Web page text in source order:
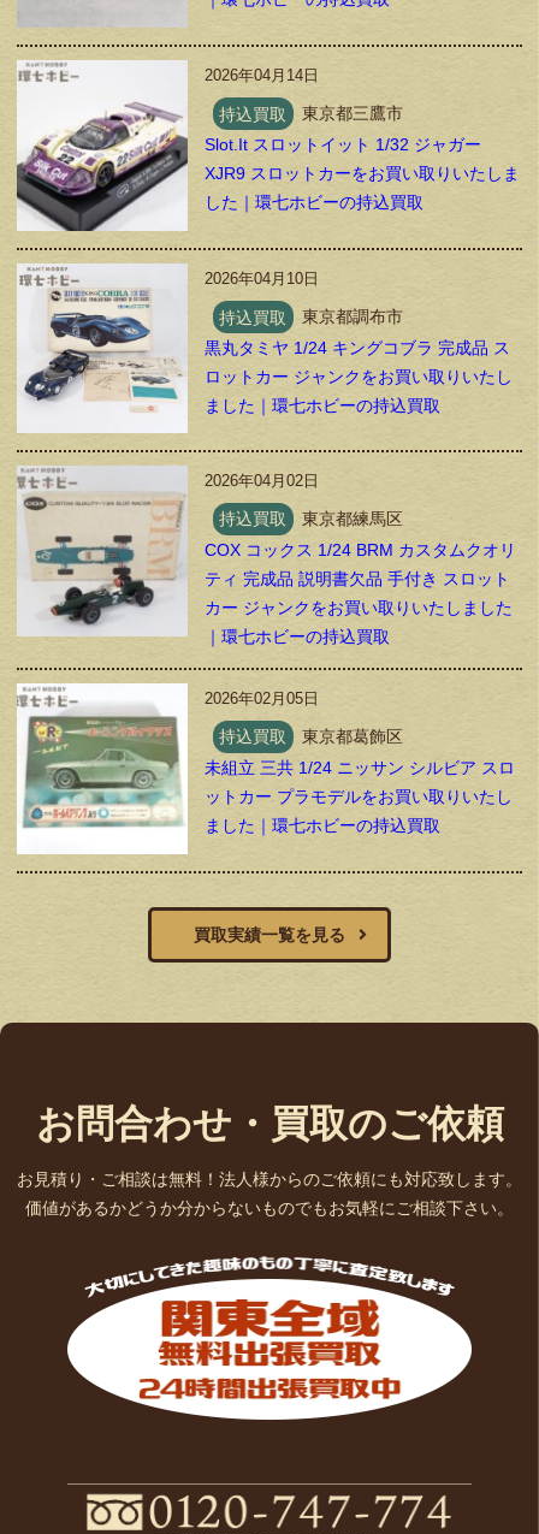
2026年04月14日
持込買取
東京都三鷹市
Slot.It スロットイット 1/32 ジャガー
XJR9 スロットカーをお買い取りいたしま
した｜環七ホビーの持込買取
2026年04月10日
持込買取
東京都調布市
黒丸タミヤ 1/24 キングコブラ 完成品 ス
ロットカー ジャンクをお買い取りいたし
ました｜環七ホビーの持込買取
2026年04月02日
持込買取
東京都練馬区
COX コックス 1/24 BRM カスタムクオリ
ティ 完成品 説明書欠品 手付き スロット
カー ジャンクをお買い取りいたしました
｜環七ホビーの持込買取
2026年02月05日
持込買取
東京都葛飾区
未組立 三共 1/24 ニッサン シルビア スロ
ットカー プラモデルをお買い取りいたし
ました｜環七ホビーの持込買取
買取実績一覧を見る
お問合わせ・買取のご依頼
お見積り・ご相談は無料！法人様からのご依頼にも対応致します。
価値があるかどうか分からないものでもお気軽にご相談下さい。